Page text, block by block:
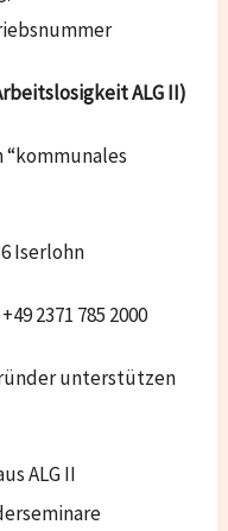
ALG II)
“kommunales
Iserlohn
2371 785 2000
unterstützen
ALG II